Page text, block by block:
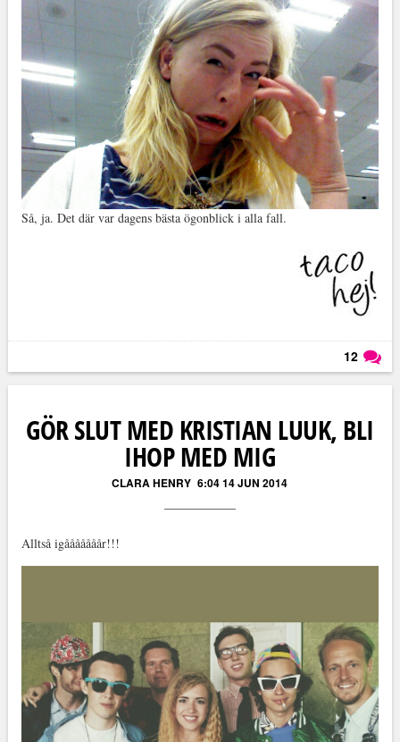
Så, ja. Det där var dagens bästa ögonblick i alla fall.
12
GÖR SLUT MED KRISTIAN LUUK, BLI
IHOP MED MIG
CLARA HENRY 6:04 14 JUN 2014
Alltså igååååååår!!!